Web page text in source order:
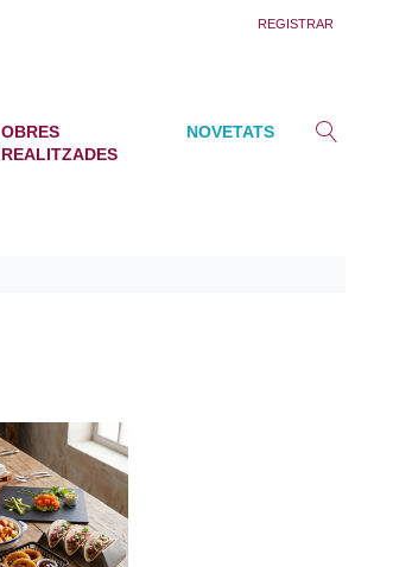
REGISTRAR
OBRES
REALITZADES
NOVETATS